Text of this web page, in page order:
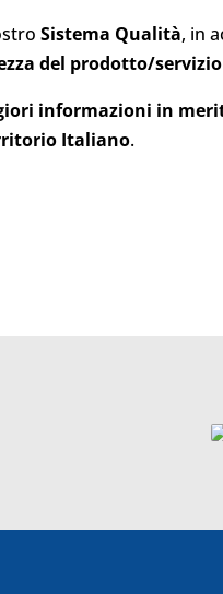
Sistema Qualità, in
del prodotto/
informazioni in
Italiano.